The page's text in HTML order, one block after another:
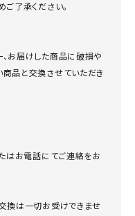
ご了承ください。
お届けした商品に破損や
品と交換させていただき
はお電話にてご連絡をお
換は一切お受けできませ